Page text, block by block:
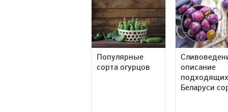
Популярные
сорта огурцов
описание
Беларуси